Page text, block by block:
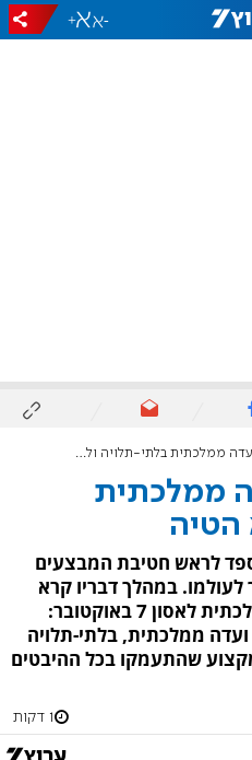
-
+
ממלכתית בלתי-תלויה וללא הטיה
ממלכתית
הטיה
לראש חטיבת המבצעים
במהלך דבריו קרא
כוכבי להקמת ועדת חקירה ממלכתית לאסון 7 באוקטובר:
ממלכתית, בלתי-תלויה
שהתעמקו בכל ההיבטים
1 דקות